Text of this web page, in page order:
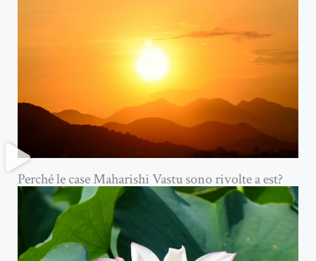
Perché le case Maharishi Vastu sono rivolte a est?